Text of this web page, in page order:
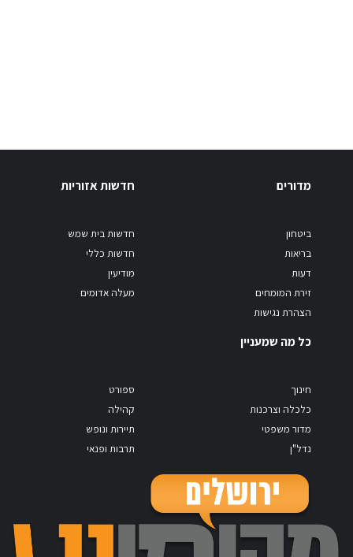
מדורים
ביטחון
בריאות
דעות
זירת המומחים
הצהרת נגישות
חדשות אזוריות
חדשות בית שמש
חדשות כללי
מודיעין
מעלה אדומים
כל מה שמעניין
חינוך
כלכלה וצרכנות
מדור משפטי
נדל"ן
ספורט
קהילה
תיירות ונופש
תרבות ופנאי